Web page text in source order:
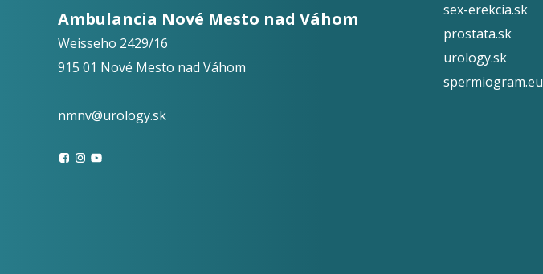
Ambulancia Nové Mesto nad Váhom
Weisseho 2429/16
915 01 Nové Mesto nad Váhom
nmnv@urology.sk
sex-erekcia.sk
prostata.sk
urology.sk
spermiogram.eu